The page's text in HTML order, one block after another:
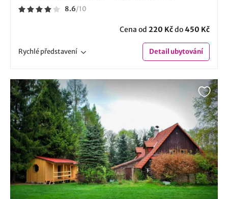
8.6/10
Cena od 220 Kčdo450 Kč
Rychlépředstavení Detailubytování